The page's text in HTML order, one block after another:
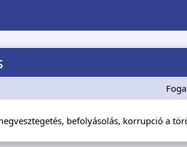
befolyásolás, korrupció a